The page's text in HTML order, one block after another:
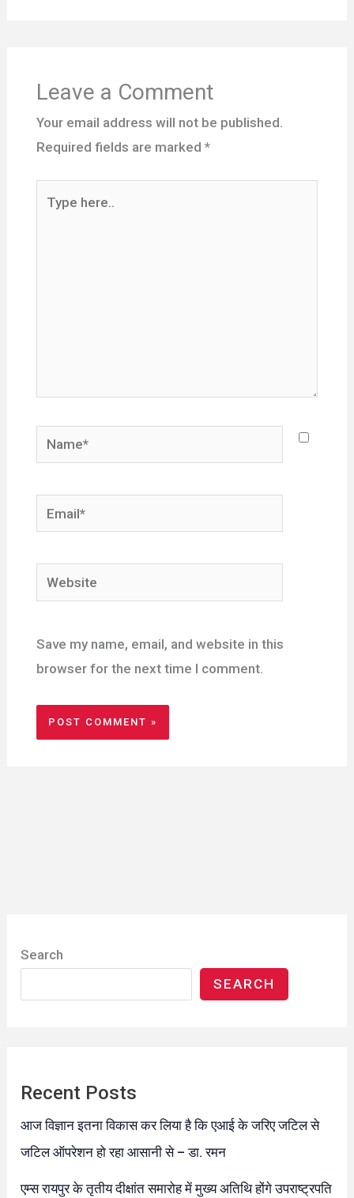
Leave a Comment
Your email address will not be published.
Required fields are marked *
Name*
Email*
Website
Save my name, email, and website in this
browser for the next time I comment.
Search
SEARCH
Recent Posts
आज विज्ञान इतना विकास कर लिया है कि एआई के जरिए जटिल से
जटिल ऑपरेशन हो रहा आसानी से – डा. रमन
एम्स रायपुर के तृतीय दीक्षांत समारोह में मुख्य अतिथि होंगे उपराष्ट्रपति